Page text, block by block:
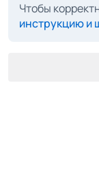
Чтобы
инструкцию и